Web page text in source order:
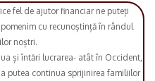
fel de ajutor financiar ne puteți
cu recunoștință în rândul
noștri.
și întări lucrarea- atât în Occident,
putea continua sprijinirea familiilor